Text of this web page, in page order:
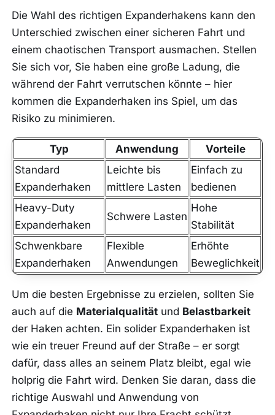
Die Wahl des richtigen Expanderhakens kann den
Unterschied zwischen einer sicheren Fahrt und
einem chaotischen Transport ausmachen. Stellen
Sie sich vor, Sie haben eine große Ladung, die
während der Fahrt verrutschen könnte – hier
kommen die Expanderhaken ins Spiel, um das
Risiko zu minimieren.
Typ Anwendung
Vorteile
Standard
Expanderhaken
Leichte bis
mittlere Lasten
Einfach zu
bedienen
Heavy-Duty
Expanderhaken
Schwere Lasten
Hohe
Stabilität
Schwenkbare
Expanderhaken
Flexible
Anwendungen
Erhöhte
Beweglichkeit
Um die besten Ergebnisse zu erzielen, sollten Sie
auch auf die Materialqualität und Belastbarkeit
der Haken achten. Ein solider Expanderhaken ist
wie ein treuer Freund auf der Straße – er sorgt
dafür, dass alles an seinem Platz bleibt, egal wie
holprig die Fahrt wird. Denken Sie daran, dass die
richtige Auswahl und Anwendung von